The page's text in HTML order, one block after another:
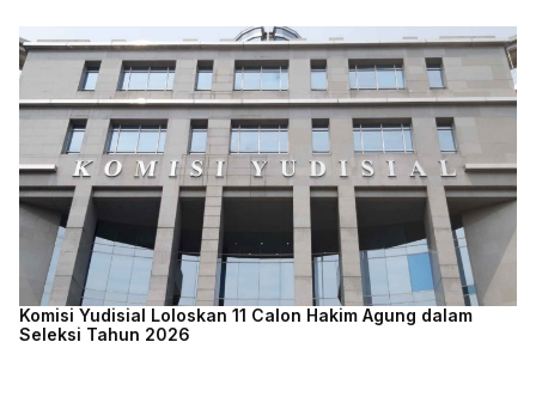
Komisi Yudisial Loloskan 11 Calon Hakim Agung dalam
Seleksi Tahun 2026